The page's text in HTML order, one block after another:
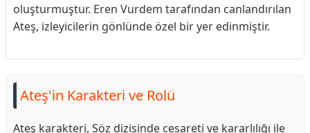
oluşturmuştur. Eren Vurdem tarafından canlandırılan
Ateş, izleyicilerin gönlünde özel bir yer edinmiştir.
Ateş'in Karakteri ve Rolü
Ateş karakteri, Söz dizisinde cesareti ve kararlılığı ile